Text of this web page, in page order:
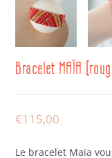
Bracelet MAÏA
€115,00
Le bracelet Maïa